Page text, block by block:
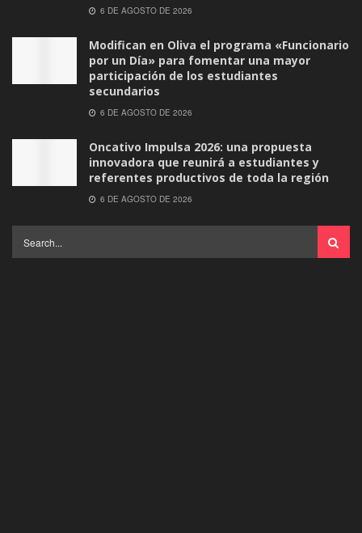
6 DE AGOSTO DE 2026
Modifican en Oliva el programa «Funcionario
por un Día» para fomentar una mayor
participación de los estudiantes
secundarios
6 DE AGOSTO DE 2026
Oncativo Impulsa 2026: una propuesta
innovadora que reunirá a estudiantes y
referentes productivos de toda la región
6 DE AGOSTO DE 2026